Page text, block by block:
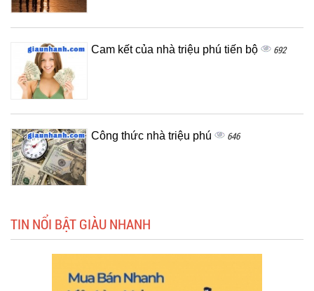
Cam kết của nhà triệu phú tiến bộ 692
Công thức nhà triệu phú 646
TIN NỔI BẬT GIÀU NHANH